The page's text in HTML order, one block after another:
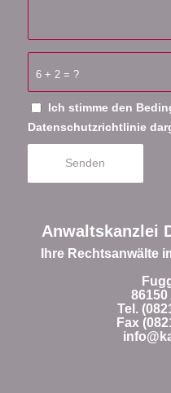
6 + 2 = ?
Ich stimme den
Datenschutzrichtlinie
Anwaltskanzlei
Ihre Rechtsanwälte
Tel.
Fax